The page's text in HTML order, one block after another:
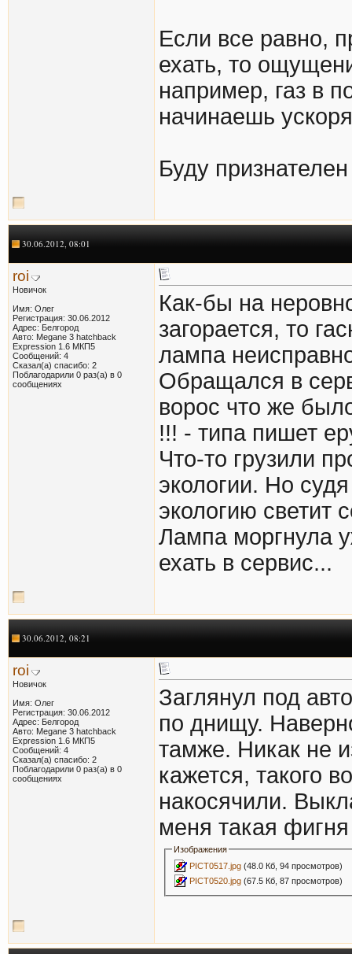
Если все равно,
ехать, то
например, газ в
начинаешь
Буду
30.06.2012, 08:01
roi
Новичок
Имя: Олег
Регистрация: 30.06.2012
Адрес: Белгород
Авто: Megane 3 hatchback
Expression 1.6 МКП5
Сообщений: 4
Сказал(а) спасибо: 2
Поблагодарили 0 раз(а) в 0
сообщениях
Как-бы на
загорается, то
лампа
Обращался в
ворос что же
!!! - типа пишет
Что-то грузили
экологии. Но
экологию светит
Лампа моргнула
ехать в сервис...
30.06.2012, 08:21
roi
Новичок
Имя: Олег
Регистрация: 30.06.2012
Адрес: Белгород
Авто: Megane 3 hatchback
Expression 1.6 МКП5
Сообщений: 4
Сказал(а) спасибо: 2
Поблагодарили 0 раз(а) в 0
сообщениях
Заглянул под
по днищу.
тамже. Никак не
кажется, такого
накосячили.
меня такая
Изображения
PICT0517.jpg (48.0 Кб, 94 просмотров)
PICT0520.jpg (67.5 Кб, 87 просмотров)